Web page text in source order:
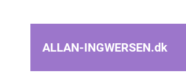
ALLAN-INGWERSEN.dk